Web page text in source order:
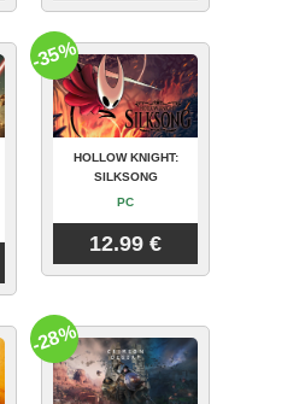
HOLLOW KNIGHT:
SILKSONG
PC
12.99 €
-35%
-28%